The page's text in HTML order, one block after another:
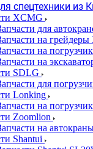
спецтехники из
XCMG
для
на
на
на
SDLG
для
Lonking
на
Zoomlion
на
Shantui